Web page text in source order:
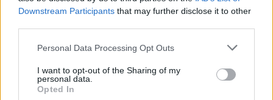
Downstream Participants that may further disclose it to other
Please note that this website/app uses one or more Google
not limited to your visit or usage behaviour. You may click to
grant or deny consent to Google and its third-party tags to
use your data for below specified purposes in below Google
Personal Data Processing Opt Outs
I want to opt-out of the Sharing of my
personal data.
Opted In
Για αλλαγή θέσης πάγκου απαιτούσε το ποσό
των 20.000 ευρώ, ενώ οι παλιννοστούντες που
είχαν πάγκο πλήρωναν το ποσό των 15.000
Το μηνιαίο χαράτσι γενικώς για την διατήρηση